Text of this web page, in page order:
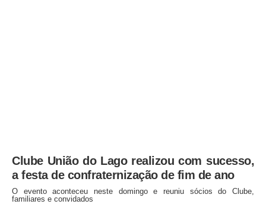
Clube União do Lago realizou com sucesso,
a festa de confraternização de fim de ano
O evento aconteceu neste domingo e reuniu sócios do Clube,
familiares e convidados